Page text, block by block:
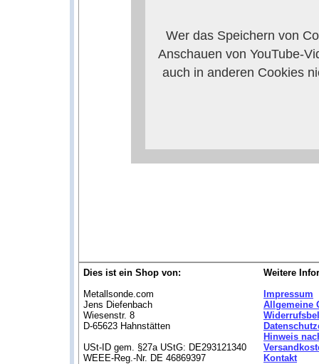
Wer das Speichern von
Anschauen von YouTube-
auch in anderen Cookies
Dies ist ein Shop von:
Metallsonde.com
Jens Diefenbach
Wiesenstr. 8
D-65623 Hahnstätten
USt-ID gem. §27a UStG: DE293121340
WEEE-Reg.-Nr. DE 46869397
Weitere
Impressum
Allgemeine
Hinweis
Kontakt